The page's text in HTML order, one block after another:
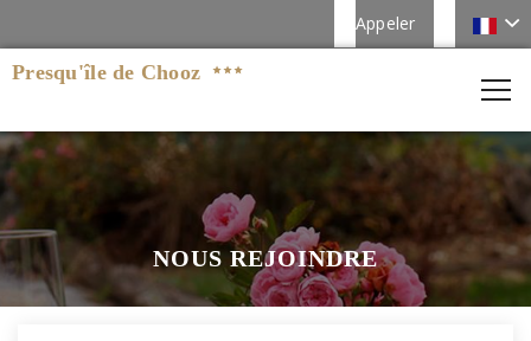
Appeler
Presqu'île de Chooz
NOUS REJOINDRE